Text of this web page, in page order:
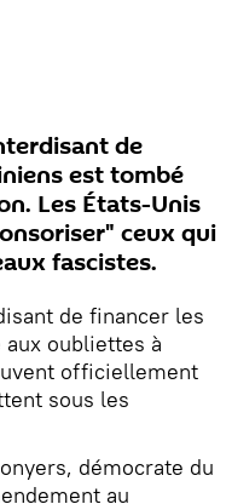
de
est tombé
Les États-Unis
ceux qui
fascistes.
de financer les
oubliettes à
officiellement
sous les
démocrate du
au